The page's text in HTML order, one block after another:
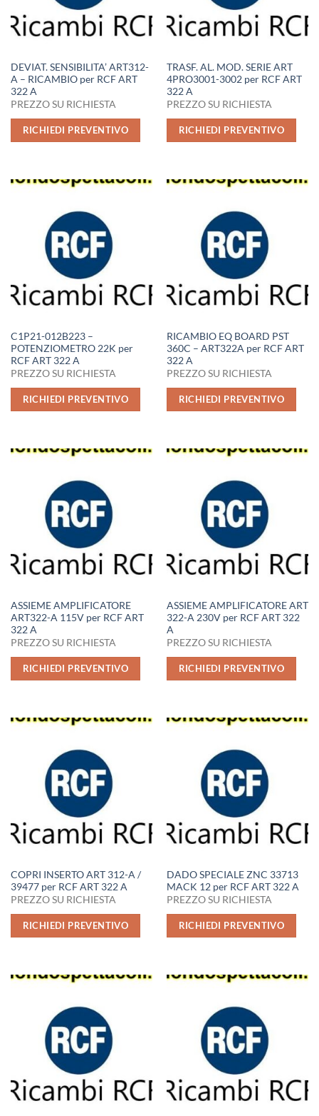
DEVIAT. SENSIBILITA’ ART312-
A – RICAMBIO per RCF ART
322 A
PREZZO SU RICHIESTA
RICHIEDI PREVENTIVO
TRASF. AL. MOD. SERIE ART
4PRO3001-3002 per RCF ART
322 A
PREZZO SU RICHIESTA
RICHIEDI PREVENTIVO
C1P21-012B223 –
POTENZIOMETRO 22K per
RCF ART 322 A
PREZZO SU RICHIESTA
RICHIEDI PREVENTIVO
RICAMBIO EQ BOARD PST
360C – ART322A per RCF ART
322 A
PREZZO SU RICHIESTA
RICHIEDI PREVENTIVO
ASSIEME AMPLIFICATORE
ART322-A 115V per RCF ART
322 A
PREZZO SU RICHIESTA
RICHIEDI PREVENTIVO
ASSIEME AMPLIFICATORE ART
322-A 230V per RCF ART 322
A
PREZZO SU RICHIESTA
RICHIEDI PREVENTIVO
COPRI INSERTO ART 312-A /
39477 per RCF ART 322 A
PREZZO SU RICHIESTA
RICHIEDI PREVENTIVO
DADO SPECIALE ZNC 33713
MACK 12 per RCF ART 322 A
PREZZO SU RICHIESTA
RICHIEDI PREVENTIVO